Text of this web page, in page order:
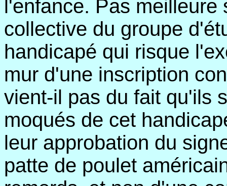
l'enfance. Pas meilleure
collective du groupe
handicapé qui risque
mur d'une inscription
vient-il pas du fait qu'ils
moqués de cet
leur approbation du
patte de poulet